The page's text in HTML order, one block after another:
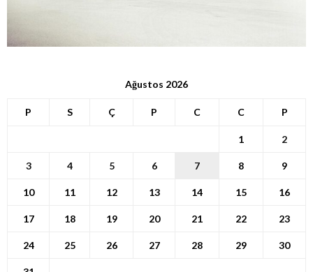
Ağustos 2026
P S Ç P C C P
1 2
3 4 5 6 7 8 9
10 11 12 13 14 15 16
17 18 19 20 21 22 23
24 25 26 27 28 29 30